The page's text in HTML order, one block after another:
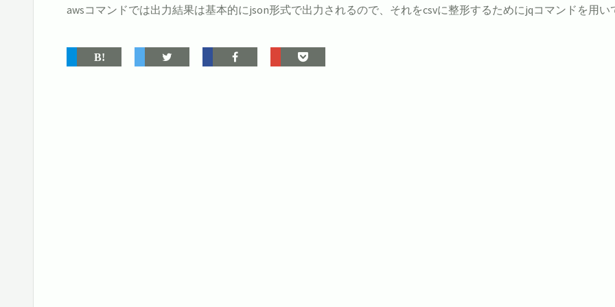
awsコマンドでは出力結果は基本的にjson形式で出力されるので、それをcsvに整形するためにjqコマンドを用い